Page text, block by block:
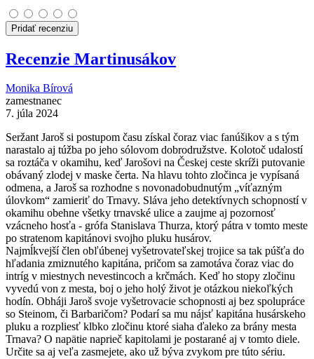
Pridať recenziu
Recenzie Martinusákov
Monika Bírová
zamestnanec
7. júla 2024
Seržant Jaroš si postupom času získal čoraz viac fanúšikov a s tým
narastalo aj túžba po jeho sólovom dobrodružstve. Kolotoč udalostí
sa roztáča v okamihu, keď Jarošovi na Českej ceste skríži putovanie
obávaný zlodej v maske čerta. Na hlavu tohto zločinca je vypísaná
odmena, a Jaroš sa rozhodne s novonadobudnutým „víťazným
úlovkom“ zamieriť do Trnavy. Sláva jeho detektívnych schopností v
okamihu obehne všetky trnavské ulice a zaujme aj pozornosť
vzácneho hosťa - grófa Stanislava Thurza, ktorý pátra v tomto meste
po stratenom kapitánovi svojho pluku husárov.
Najmĺkvejší člen obľúbenej vyšetrovateľskej trojice sa tak púšťa do
hľadania zmiznutého kapitána, pričom sa zamotáva čoraz viac do
intríg v miestnych nevestincoch a krčmách. Keď ho stopy zločinu
vyvedú von z mesta, boj o jeho holý život je otázkou niekoľkých
hodín. Obháji Jaroš svoje vyšetrovacie schopnosti aj bez spolupráce
so Steinom, či Barbaričom? Podarí sa mu nájsť kapitána husárskeho
pluku a rozpliesť klbko zločinu ktoré siaha ďaleko za brány mesta
Trnava? O napätie naprieč kapitolami je postarané aj v tomto diele.
Určite sa aj veľa zasmejete, ako už býva zvykom pre túto sériu.